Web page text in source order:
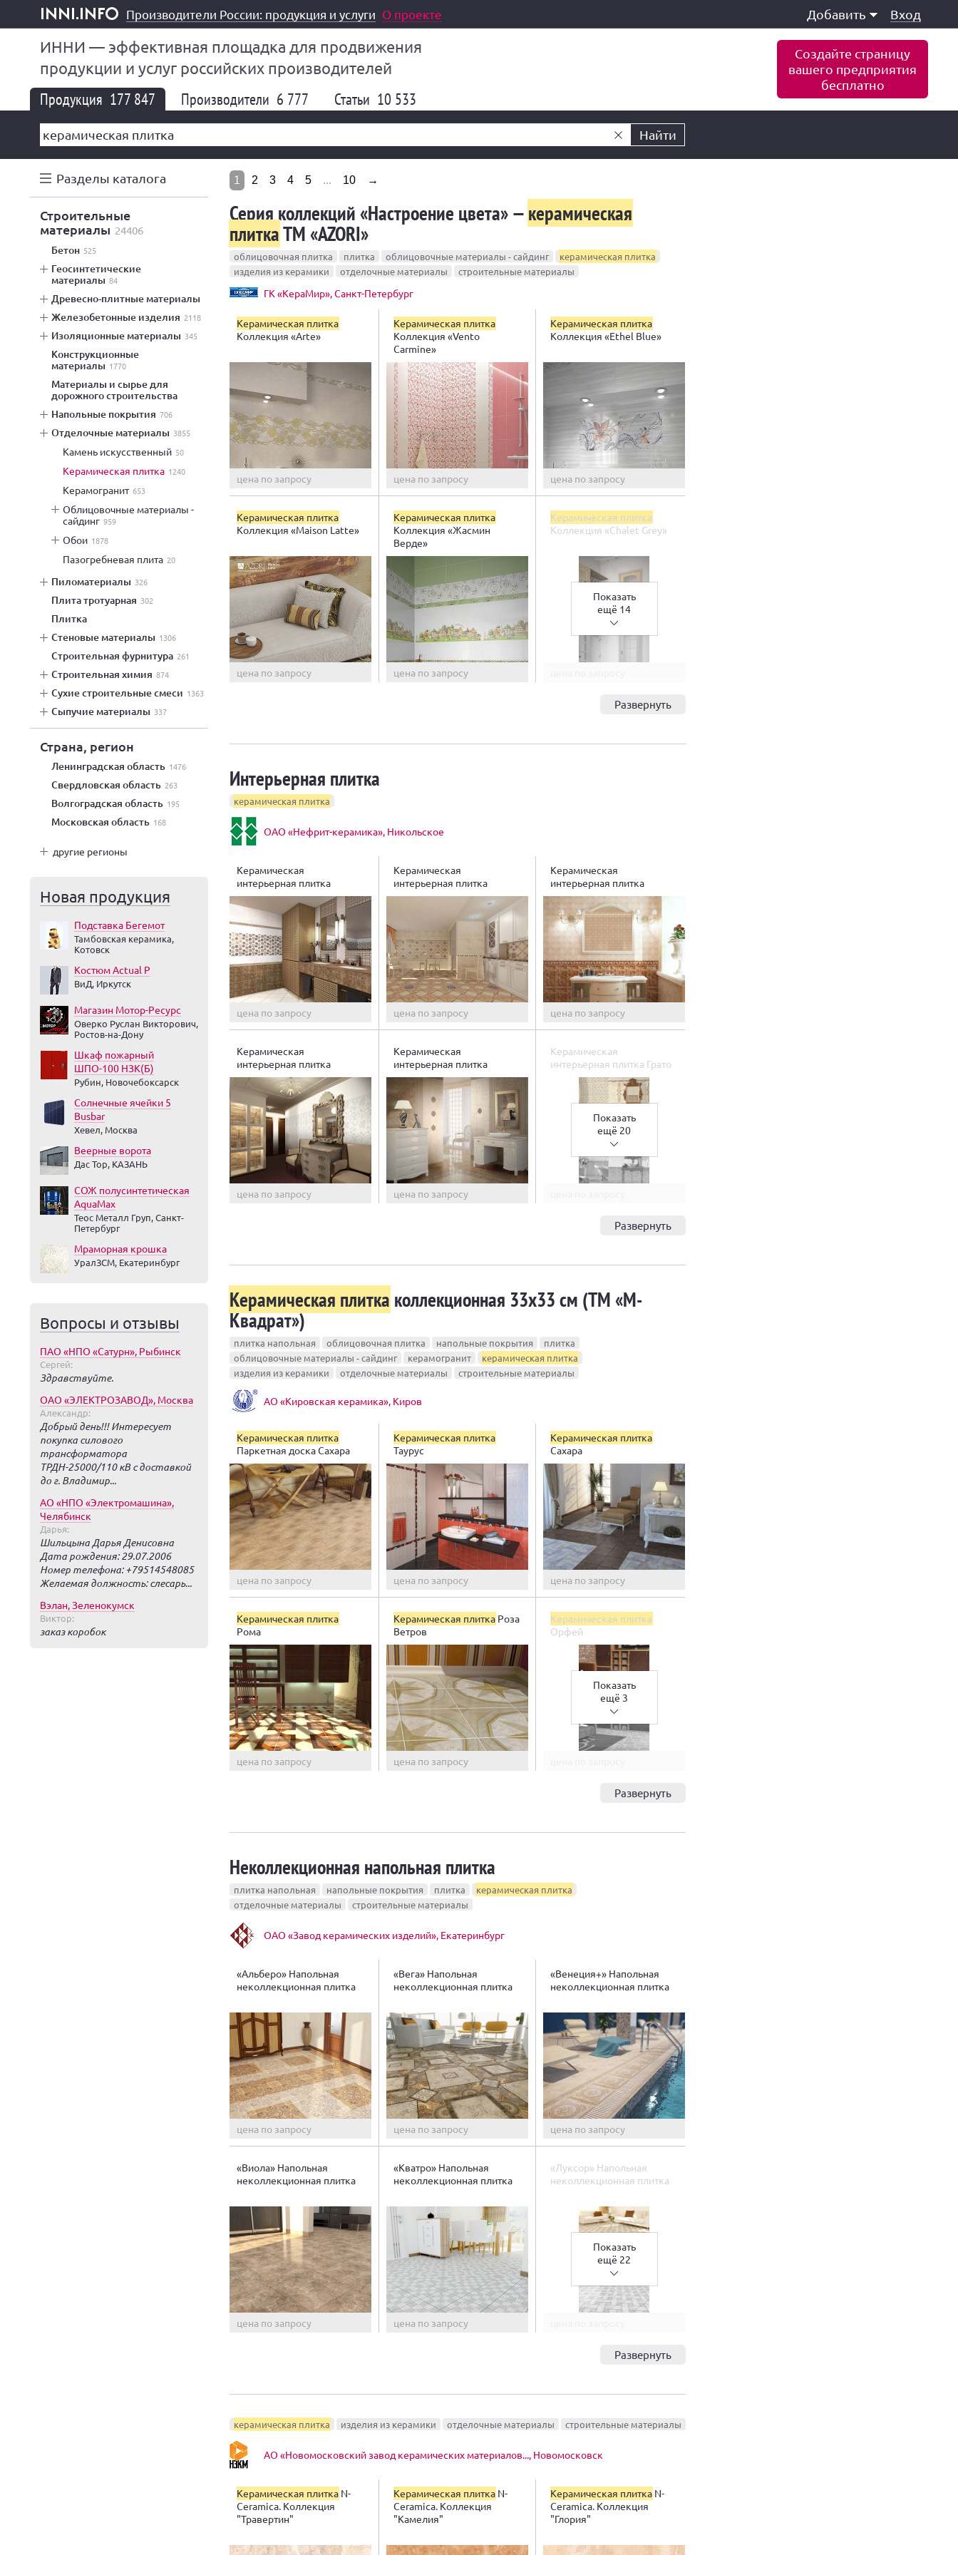
inni.info
Производители России: продукция и услуги О проекте Добавить Вход
ИННИ — эффективная площадка для продвижения
продукции и услуг российских производителей
Создайте страницу
вашего предприятия
бесплатно
Продукция 177 847 Производители 6 777 Статьи 10 533
Найти
Разделы каталога
строительные
материалы 24406
бетон 525
геосинтетические
материалы 84
древесно-плитные материалы
железобетонные изделия 2118
изоляционные материалы 345
конструкционные
материалы 1770
материалы и сырье для
дорожного строительства
напольные покрытия 706
отделочные материалы 3855
камень искусственный 50
керамическая плитка 1240
керамогранит 653
облицовочные материалы -
сайдинг 959
обои 1878
пазогребневая плита 20
пиломатериалы 326
плита тротуарная 302
плитка
стеновые материалы 1306
строительная фурнитура 261
строительная химия 874
сухие строительные смеси 1363
сыпучие материалы 337
Страна, регион
Ленинградская область 1476
Свердловская область 263
Волгоградская область 195
Московская область 168
другие регионы
Новая продукция
Подставка Бегемот
Тамбовская керамика,
Котовск
Костюм Actual Р
ВиД, Иркутск
Магазин Мотор-Ресурс
Оверко Руслан Викторович,
Ростов-на-Дону
Шкаф пожарный
ШПО-100 НЗК(Б)
Рубин, Новочебоксарск
Солнечные ячейки 5
Busbar
Хевел, Москва
Веерные ворота
Дас Тор, КАЗАНЬ
СОЖ полусинтетическая
AquaMax
Теос Металл Груп, Санкт-
Петербург
Мраморная крошка
УралЗСМ, Екатеринбург
Вопросы и отзывы
ПАО «НПО «Сатурн», Рыбинск
Сергей:
Здравствуйте.
ОАО «ЭЛЕКТРОЗАВОД», Москва
Александр:
Добрый день!!! Интересует
покупка силового
трансформатора
ТРДН-25000/110 кВ с доставкой
до г. Владимир...
АО «НПО «Электромашина»,
Челябинск
Дарья:
Шильцына Дарья Денисовна
Дата рождения: 29.07.2006
Номер телефона: +79514548085
Желаемая должность: слесарь...
Вэлан, Зеленокумск
Виктор:
заказ коробок
1 2 3 4 5 ... 10 →
Серия коллекций «Настроение цвета» —керамическая
плиткаТМ «AZORI»
облицовочная плитка плитка облицовочные материалы - сайдинг
керамическая плитка
изделия из керамики
отделочные материалы строительные материалы
ГК «КераМир», Санкт-Петербург
Керамическая плитка
Коллекция «Arte»
цена по запросу
Керамическая плитка
Коллекция «Vento
Carmine»
цена по запросу
Керамическая плитка
Коллекция «Ethel Blue»
цена по запросу
Керамическая плитка
Коллекция «Maison Latte»
цена по запросу
Керамическая плитка
Коллекция «Жасмин
Верде»
цена по запросу
Керамическая плитка
Коллекция «Chalet Grey»
Показать
ещё 14
Развернуть
Интерьерная плитка
керамическая плитка
ОАО «Нефрит-керамика», Никольское
Керамическая
интерьерная плитка
Айвенго
цена по запросу
Керамическая
интерьерная плитка
Апеннины
цена по запросу
Керамическая
интерьерная плитка
Бельведер
цена по запросу
Керамическая
интерьерная плитка
Ваниль
цена по запросу
Керамическая
интерьерная плитка
Гермес
цена по запросу
Керамическая
интерьерная плитка Грато
Показать
ещё 20
Развернуть
Керамическая плитка коллекционная 33х33 см (ТМ «М-
Квадрат»)
плитка напольная облицовочная плитка напольные покрытия
плитка
облицовочные материалы - сайдинг
керамогранит
керамическая плитка
изделия из керамики
отделочные материалы строительные материалы
АО «Кировская керамика», Киров
Керамическая плитка
Паркетная доска Сахара
цена по запросу
Керамическая плитка
Таурус
цена по запросу
Керамическая плитка
Сахара
цена по запросу
Керамическая плитка
Рома
цена по запросу
Керамическая плитка Роза
Ветров
цена по запросу
Керамическая плитка
Орфей
Показать
ещё 3
Развернуть
Неколлекционная напольная плитка
плитка напольная напольные покрытия плитка
керамическая плитка
отделочные материалы
строительные материалы
ОАО «Завод керамических изделий», Екатеринбург
«Альберо» Напольная
неколлекционная плитка
цена по запросу
«Вега» Напольная
неколлекционная плитка
цена по запросу
«Венеция+» Напольная
неколлекционная плитка
цена по запросу
«Виола» Напольная
неколлекционная плитка
цена по запросу
«Кватро» Напольная
неколлекционная плитка
цена по запросу
«Луксор» Напольная
неколлекционная плитка
Показать
ещё 22
Развернуть
керамическая плитка изделия из керамики отделочные материалы строительные материалы
АО «Новомосковский завод керамических материалов..., Новомосковск
Керамическая плитка N-
Ceramica. Коллекция
"Травертин"
Керамическая плитка N-
Ceramica. Коллекция
"Камелия"
Керамическая плитка N-
Ceramica. Коллекция
"Глория"